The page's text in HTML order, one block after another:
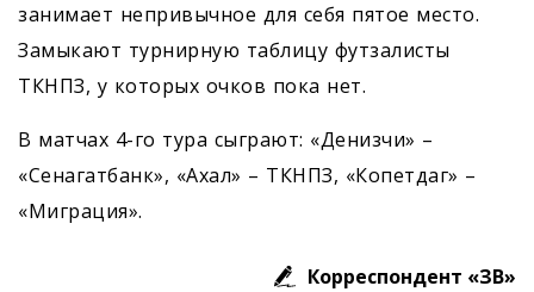
занимает непривычное для себя пятое место.
Замыкают турнирную таблицу футзалисты
ТКНПЗ, у которых очков пока нет.
В матчах 4-го тура сыграют: «Денизчи» –
«Сенагатбанк», «Ахал» – ТКНПЗ, «Копетдаг» –
«Миграция».
Корреспондент «ЗВ»